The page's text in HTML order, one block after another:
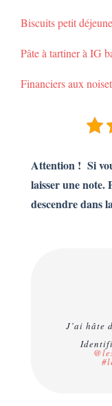
Biscuits petit
Pâte à tartiner à IG
Financiers aux
Attention ! Si
laisser une note.
descendre dans
J’ai hâte